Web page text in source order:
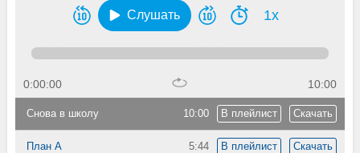
Слушать 1x
0:00:00 10:00
10:00 В плейлист Скачать
Снова в школу
5:44 В плейлист Скачать
План А